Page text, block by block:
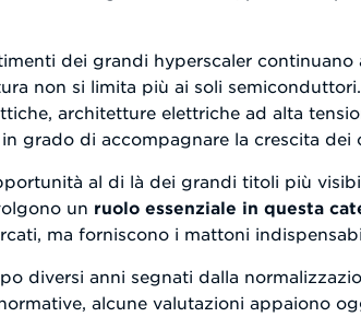
dei grandi hyperscaler
non si limita più ai soli
architetture elettriche ad alta
grado di accompagnare la crescita dei
al di là dei grandi titoli più
un ruolo essenziale in questa
ma forniscono i mattoni
diversi anni segnati dalla
alcune valutazioni appaiono